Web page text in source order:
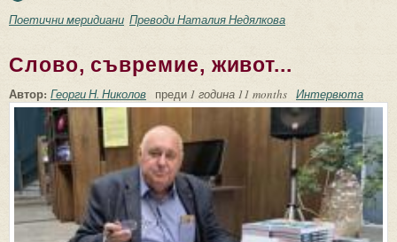
превод
Поетични меридиани Преводи Наталия Недялкова
Слово, съвремие, живот...
Автор: Георги Н. Николов преди 1 година 11 months Интервюта